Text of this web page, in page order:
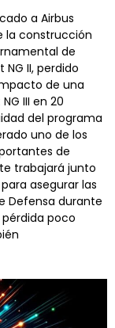
a Airbus
la construcción
de
II, perdido
de una
III en 20
del programa
uno de los
de
trabajará junto
asegurar las
Defensa durante
poco